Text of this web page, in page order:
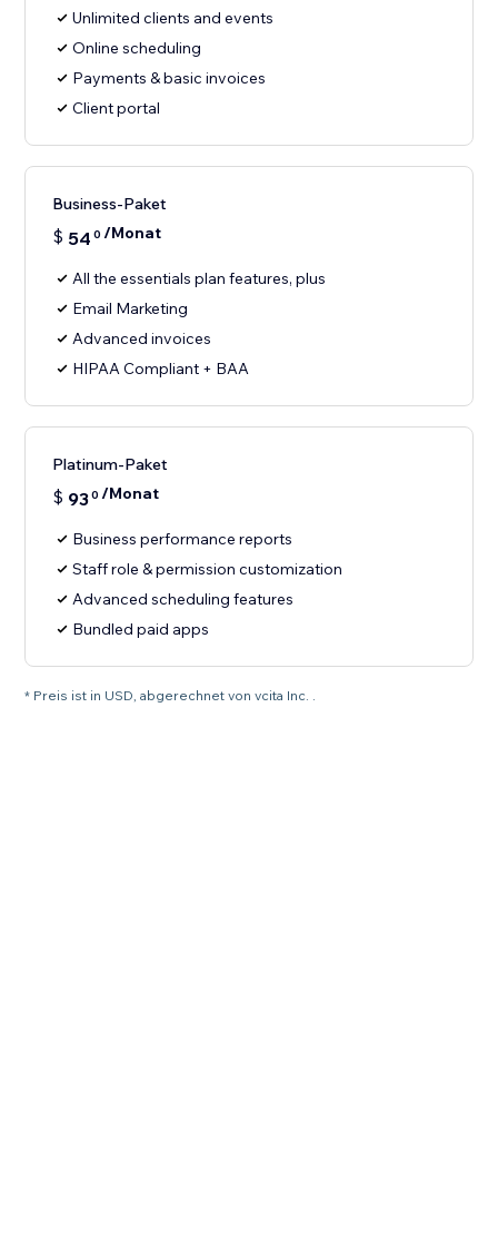
Unlimited clients and events
Online scheduling
Payments & basic invoices
Client portal
Business-Paket
$ 54 0 /Monat
All the essentials plan features, plus
Email Marketing
Advanced invoices
HIPAA Compliant + BAA
Platinum-Paket
$ 930 /Monat
Business performance reports
Staff role & permission customization
Advanced scheduling features
Bundled paid apps
* Preis ist in USD, abgerechnet von vcita Inc. .